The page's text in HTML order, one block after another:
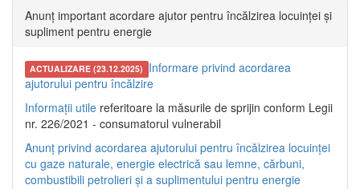
Anunț important acordare ajutor pentru încălzirea locuinței și
supliment pentru energie
ACTUALIZARE (23.12.2025) Informare privind acordarea
ajutorului pentru încălzire
Informații utile referitoare la măsurile de sprijin conform Legii
nr. 226/2021 - consumatorul vulnerabil
Anunț privind acordarea ajutorului pentru încălzirea locuinței
cu gaze naturale, energie electrică sau lemne, cărbuni,
combustibili petrolieri și a suplimentului pentru energie